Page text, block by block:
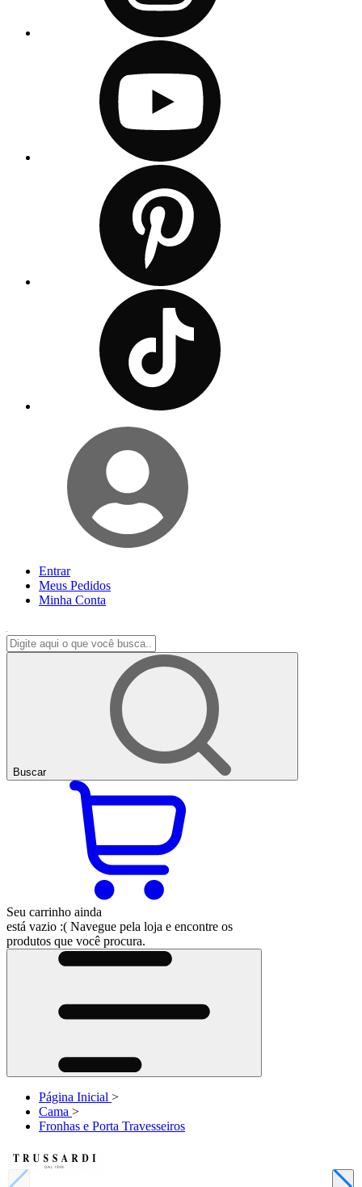
Entrar
Meus Pedidos
Minha Conta
Buscar
Seu carrinho ainda
está vazio :( Navegue pela loja e encontre os
produtos que você procura.
Página Inicial >
Cama >
Fronhas e Porta Travesseiros